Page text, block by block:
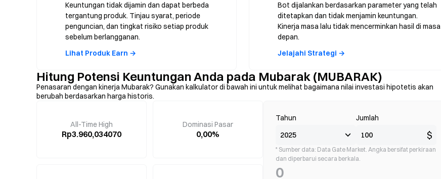
Keuntungan tidak dijamin dan dapat berbeda
tergantung produk. Tinjau syarat, periode
penguncian, dan tingkat risiko setiap produk
sebelum berlangganan.
Lihat Produk Earn →
Bot dijalankan berdasarkan parameter yang telah
ditetapkan dan tidak menjamin keuntungan.
Kinerja masa lalu tidak mencerminkan hasil di masa
depan.
Jelajahi Strategi →
Hitung Potensi Keuntungan Anda pada Mubarak (MUBARAK)
Penasaran dengan kinerja Mubarak? Gunakan kalkulator di bawah ini untuk melihat bagaimana nilai investasi hipotetis akan
berubah berdasarkan harga historis.
All-Time High
Rp3.960,034070
Dominasi Pasar
0,00%
Tahun Jumlah
$
* Sumber data: Data Gate Market. Angka bersifat perkiraan
dan diperbarui secara berkala.
0